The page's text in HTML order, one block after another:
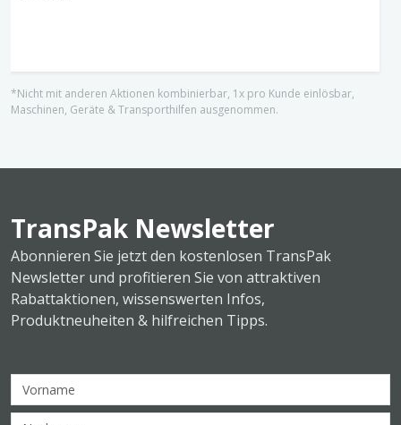
*Nicht mit anderen Aktionen kombinierbar, 1x pro Kunde einlösbar,
Maschinen, Geräte & Transporthilfen ausgenommen.
TransPak Newsletter
Abonnieren Sie jetzt den kostenlosen TransPak
Newsletter und profitieren Sie von attraktiven
Rabattaktionen, wissenswerten Infos,
Produktneuheiten & hilfreichen Tipps.